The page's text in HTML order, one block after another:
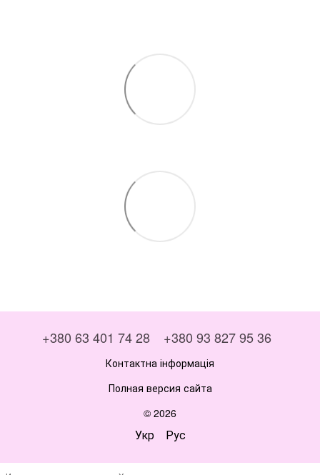
+380 63 401 74 28 +380 93 827 95 36
Контактна інформація
Полная версия сайта
© 2026
Укр Рус